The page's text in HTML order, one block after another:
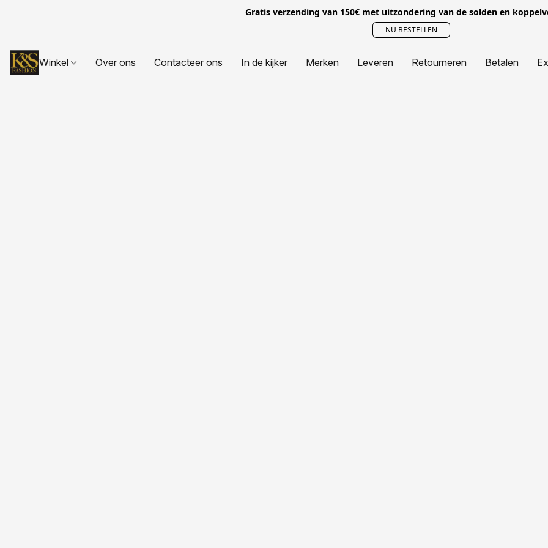
Gratis verzending van 150€ met uitzondering van de solden en
NU BESTELLEN
Winkel Over ons Contacteer ons In de kijker Merken Leveren Retourneren Betalen